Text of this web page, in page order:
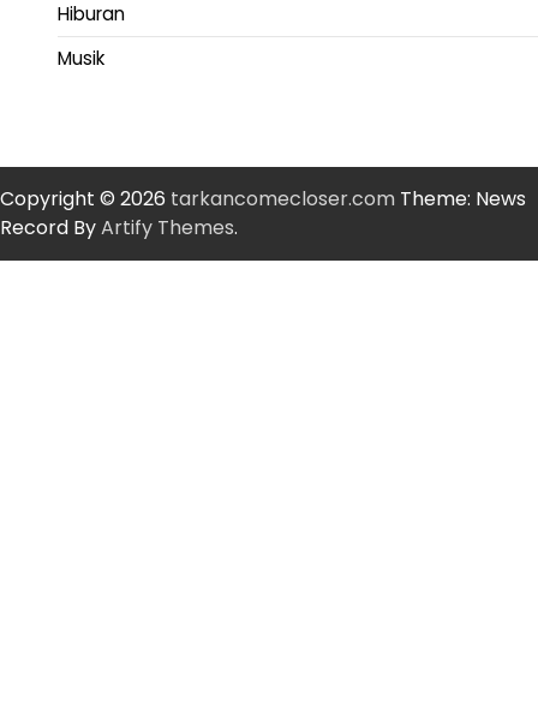
Hiburan
Musik
Copyright © 2026 tarkancomecloser.com Theme: News
Record ByArtify Themes.